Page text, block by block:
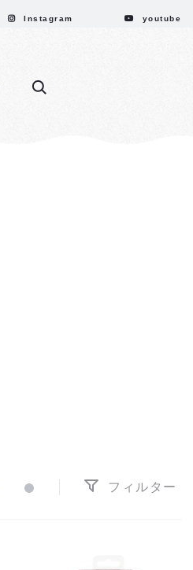
Instagram youtube
フィルター